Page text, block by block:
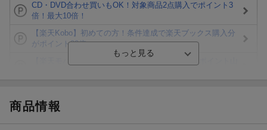
CD・DVD合わせ買いもOK！対象商品2点購入でポイント3
倍！最大10倍！
【楽天Kobo】初めての方！条件達成で楽天ブックス購入分
がポイント20倍
ト山分け
商品情報